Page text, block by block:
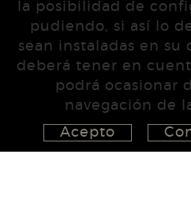
la posibilidad de
pudiendo, si así lo
sean instaladas en su
deberá tener en
podrá ocasionar
navegación de
Acepto